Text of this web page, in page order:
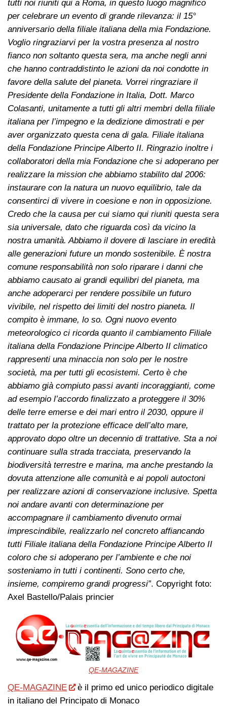
tutti noi riuniti qui a Roma, in questo luogo magnifico
per celebrare un evento di grande rilevanza: il 15°
anniversario della filiale italiana della mia Fondazione.
Voglio ringraziarvi per la vostra presenza al nostro
fianco non soltanto questa sera, ma anche negli anni
che hanno contraddistinto le azioni da noi condotte in
favore della salute del pianeta. Vorrei ringraziare il
Presidente della Fondazione in Italia, Dott. Marco
Colasanti, unitamente a tutti gli altri membri della filiale
italiana per l’impegno e la dedizione dimostrati e per
aver organizzato questa cena di gala. Filiale italiana
della Fondazione Principe Alberto II. Ringrazio inoltre i
collaboratori della mia Fondazione che si adoperano per
realizzare la mission che abbiamo stabilito dal 2006:
instaurare con la natura un nuovo equilibrio, tale da
consentirci di vivere in coesione e non in opposizione.
Credo che la causa per cui siamo qui riuniti questa sera
sia universale, dato che riguarda così da vicino la
nostra umanità. Abbiamo il dovere di lasciare in eredità
alle generazioni future un mondo sostenibile. È nostra
comune responsabilità non solo riparare i danni che
abbiamo causato ai grandi equilibri del pianeta, ma
anche adoperarci per rendere possibile un futuro
vivibile, nel rispetto dei limiti del nostro pianeta. Il
compito è immane, lo so. Ogni nuovo evento
meteorologico ci ricorda quanto il cambiamento Filiale
italiana della Fondazione Principe Alberto II climatico
rappresenti una minaccia non solo per le nostre
società, ma per tutti gli ecosistemi. Certo è che
abbiamo già compiuto passi avanti incoraggianti, come
ad esempio l’accordo finalizzato a proteggere il 30%
delle terre emerse e dei mari entro il 2030, oppure il
trattato per la protezione efficace dell’alto mare,
approvato dopo oltre un decennio di trattative. Sta a noi
continuare sulla strada tracciata, preservando la
biodiversità terrestre e marina, ma anche prestando la
dovuta attenzione alle comunità e ai popoli autoctoni
per realizzare azioni di conservazione inclusive. Spetta
noi andare avanti con determinazione per
accompagnare il cambiamento divenuto ormai
imprescindibile, realizzarlo nel concreto affiancando
tutti Filiale italiana della Fondazione Principe Alberto II
coloro che si adoperano per l’ambiente e che noi
sosteniamo in tutti i continenti. Sono certo che,
insieme, compiremo grandi progressi”. Copyright foto:
Axel Bastello/Palais princier
QE-MAGAZINE
QE-MAGAZINE
è il primo ed unico periodico digitale
in italiano del Principato di Monaco